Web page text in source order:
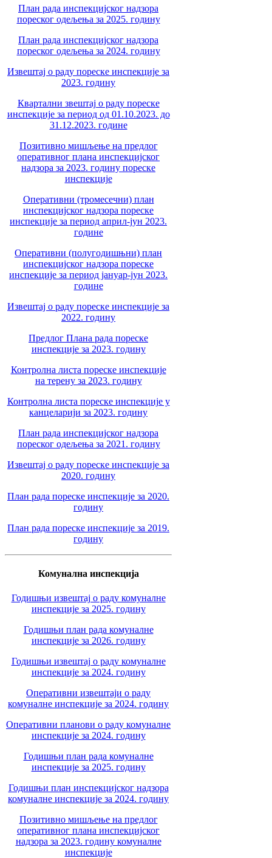
План рада инспекцијског надзора
пореског одељења за 2025. годину
План рада инспекцијског надзора
пореског одељења за 2024. годину
Извештај о раду пореске инспекције за
2023. годину
Квартални звештај о раду пореске
инспекције за период од 01.10.2023. до
31.12.2023. године
Позитивно мишљење на предлог
оперативног плана инспекцијског
надзора за 2023. годину пореске
инспекције
Оперативни (тромесечни) план
инспекцијског надзора пореске
инспекције за период април-јун 2023.
године
Оперативни (полугодишњни) план
инспекцијског надзора пореске
инспекције за период јануар-јун 2023.
године
Извештај о раду пореске инспекције за
2022. годину
Предлог Плана рада пореске
инспекције за 2023. годину
Контролна листа пореске инспекције
на терену за 2023. годину
Контролна листа пореске инспекције у
канцеларији за 2023. годину
План рада инспекцијског надзора
пореског одељења за 2021. годину
Извештај о раду пореске инспекције за
2020. годину
План рада пореске инспекције за 2020.
годину
План рада пореске инспекције за 2019.
годину
Комунална инспекција
Годишњи извештај о раду комуналне
инспекције за 2025. годину
Годишњи план рада комуналне
инспекције за 2026. годину
Годишњи извештај о раду комуналне
инспекције за 2024. годину
Оперативни извештаји о раду
комуналне инспекције за 2024. годину
Оперативни планови о раду комуналне
инспекције за 2024. годину
Годишњи план рада комуналне
инспекције за 2025. годину
Годишњи план инспекцијског надзора
комуналне инспекције за 2024. годину
Позитивно мишљење на предлог
оперативног плана инспекцијског
надзора за 2023. годину комуналне
инспекције